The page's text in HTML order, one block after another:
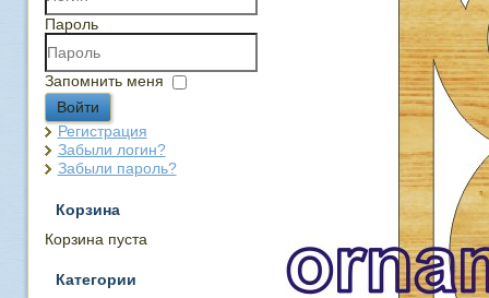
Пароль
Запомнить меня
Войти
Регистрация
Забыли логин?
Забыли пароль?
Корзина
Корзина пуста
Категории